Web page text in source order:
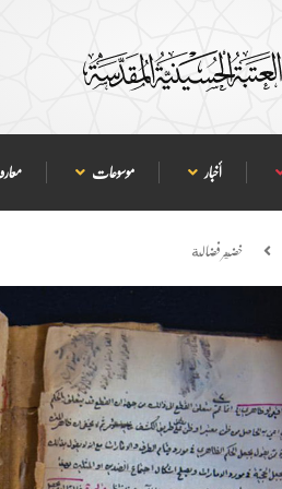
أخبار موسوعات
خضير فضالة